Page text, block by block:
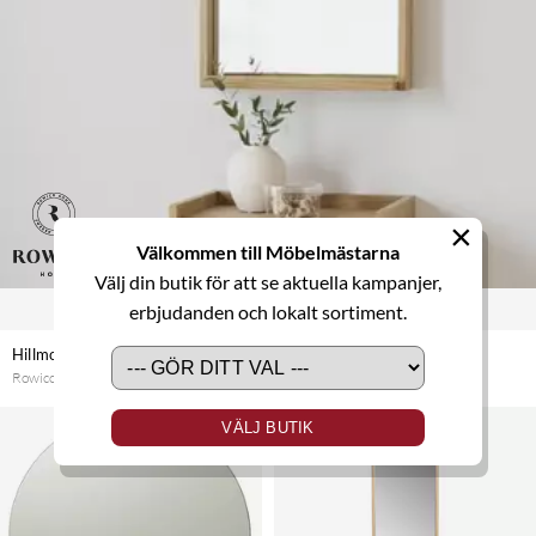
Välkommen till Möbelmästarna
Välj din butik för att se aktuella kampanjer,
erbjudanden och lokalt sortiment.
VÄLJ BUTIK
×
Hillmond spegel 40x60 cm
Rowico Home